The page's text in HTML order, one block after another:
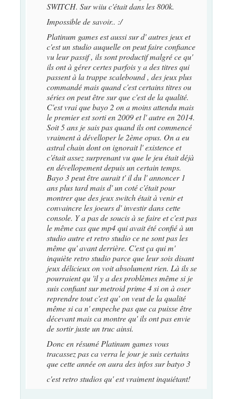
SWITCH. Sur wiiu c'était dans les 800k.
Impossible de savoir.. :/
Platinum games est aussi sur d' autres jeux et
c'est un studio auquelle on peut faire confiance
vu leur passif , ils sont productif malgré ce qu'
ils ont à gérer certes parfois y a des titres qui
passent à la trappe scalebound , des jeux plus
commandé mais quand c'est certains titres ou
séries on peut être sur que c'est de la qualité.
C'est vrai que bayo 2 on a moins attendu mais
le premier est sorti en 2009 et l' autre en 2014.
Soit 5 ans je sais pas quand ils ont commencé
vraiment à dévelloper le 2ème opus. On a eu
astral chain dont on ignorait l' existence et
c'était assez surprenant vu que le jeu était déjà
en dévellopement depuis un certain temps.
Bayo 3 peut être aurait t' il du l' annoncer 1
ans plus tard mais d' un coté c'était pour
montrer que des jeux switch était à venir et
convaincre les joeurs d' investir dans cette
console. Y a pas de soucis à se faire et c'est pas
le même cas que mp4 qui avait été confié à un
studio autre et retro studio ce ne sont pas les
même qu' avant derrière. C'est ça qui m'
inquiète retro studio parce que leur sois disant
jeux délicieux on voit absolument rien. Là ils se
pourraient qu 'il y a des problèmes même si je
suis confiant sur metroid prime 4 si on à oser
reprendre tout c'est qu' on veut de la qualité
même si ca n' empeche pas que ca puisse être
décevant mais ca montre qu' ils ont pas envie
de sortir juste un truc ainsi.
Donc en résumé Platinum games vous
tracassez pas ca verra le jour je suis certains
que cette année on aura des infos sur batyo 3
c'est retro studios qu' est vraiment inquiétant!